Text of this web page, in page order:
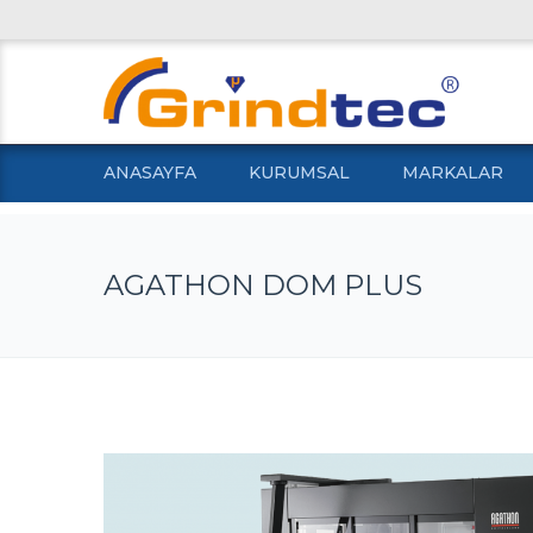
ANASAYFA KURUMSAL MARKALAR
AGATHON DOM PLUS